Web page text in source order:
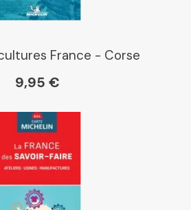
France - Corse
9,95 €